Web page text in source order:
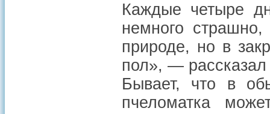
Каждые четыре
немного
природе, но в
пол», — рассказал
Бывает, что в
пчеломатка